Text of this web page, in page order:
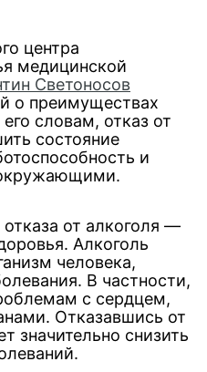
центра
медицинской
Светоносов
о преимуществах
словам, отказ от
состояние
и
отказа от алкоголя —
Алкоголь
человека,
В частности,
с сердцем,
Отказавшись от
значительно снизить